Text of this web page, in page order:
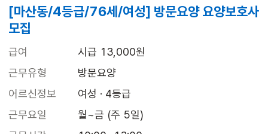
[마산동/4등급/76세/여성] 방문요양 요양보호사
모집
급여
시급 13,000원
근무유형
방문요양
어르신정보
여성 · 4등급
근무요일
월~금 (주 5일)